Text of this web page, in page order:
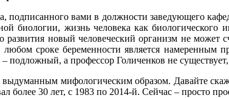
вами в должности заведующего
биологии, жизнь человека как
новый человеческий организм не может
сроке беременности является намеренным
а профессор Голиченков не существует,
мифологическим образом. Давайте
более 30 лет, с 1983 по 2014‑й. Сейчас – просто